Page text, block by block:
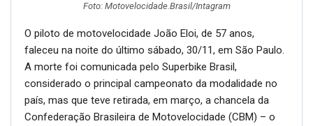
Foto: Motovelocidade.Brasil/Intagram
O piloto de motovelocidade João Eloi, de 57 anos,
faleceu na noite do último sábado, 30/11, em São Paulo.
A morte foi comunicada pelo Superbike Brasil,
considerado o principal campeonato da modalidade no
país, mas que teve retirada, em março, a chancela da
Confederação Brasileira de Motovelocidade (CBM) – o